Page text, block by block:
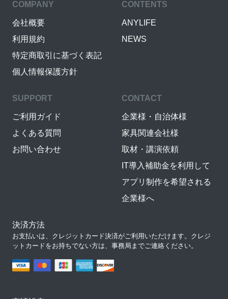
COMPANY
会社概要
利用規約
特定商取引に基づく表記
個人情報保護方針
CONTENTS
ANYLIFE
NEWS
SUPPORT
ご利用ガイド
よくある質問
お問い合わせ
CONTACT
企業様・自治体様
家具関連会社様
取材・講演依頼
IT導入補助金を利用して
アプリ制作を希望される
企業様へ
決済方法
お支払いは、クレジットカード決済がご利用いただけます。クレジ
ットカードをお持ちでない方は、事務局までご連絡ください。